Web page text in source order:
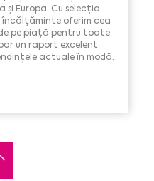
Europa. Cu selecția
oferim cea
pe piață pentru toate
un raport excelent
actuale în modă.